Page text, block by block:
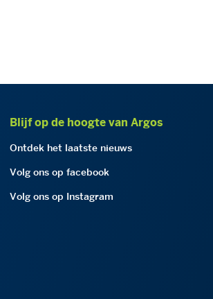
Blijf op de hoogte van Argos
Ontdek het laatste nieuws
Volg ons op facebook
Volg ons op Instagram